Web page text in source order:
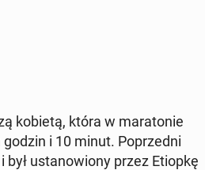
kobietą, która w mara­tonie
godzin i 10 minut. Poprzed­ni
był us­tanowiony przez Etiopkę